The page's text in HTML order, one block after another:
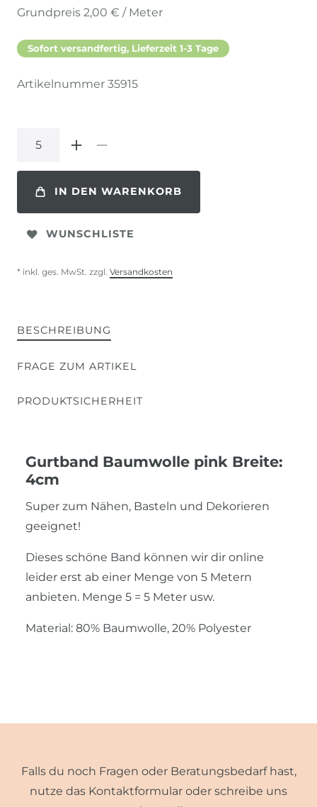
Grundpreis 2,00 € / Meter
Sofort versandfertig, Lieferzeit 1-3 Tage
Artikelnummer 35915
IN DEN WARENKORB
WUNSCHLISTE
* inkl. ges. MwSt. zzgl. Versandkosten
BESCHREIBUNG
FRAGE ZUM ARTIKEL
PRODUKTSICHERHEIT
Gurtband Baumwolle pink Breite:
4cm
Super zum Nähen, Basteln und Dekorieren
geeignet!
Dieses schöne Band können wir dir online
leider erst ab einer Menge von 5 Metern
anbieten. Menge 5 = 5 Meter usw.
Material: 80% Baumwolle, 20% Polyester
Falls du noch Fragen oder Beratungsbedarf hast,
nutze das Kontaktformular oder schreibe uns